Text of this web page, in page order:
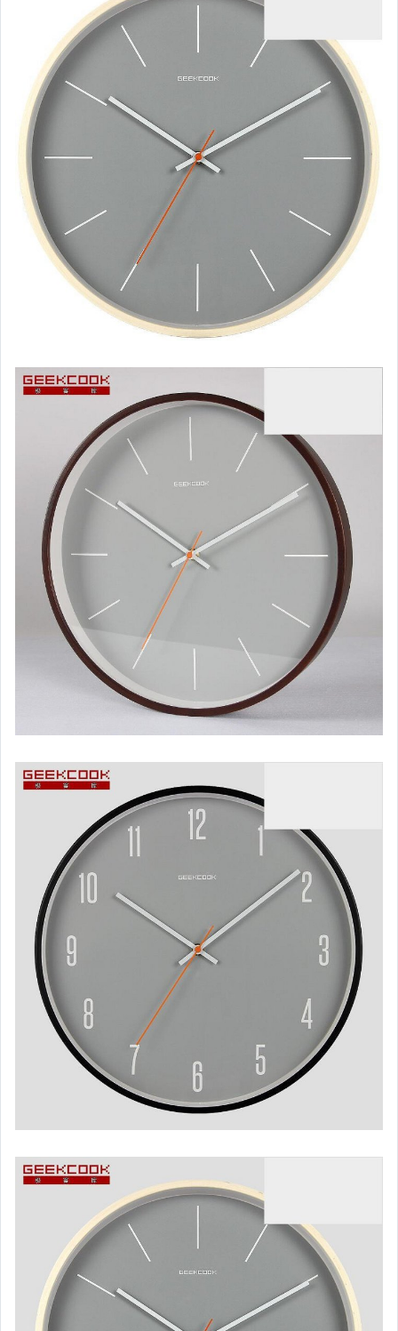
嬰幼兒與孕婦
汽機車精品百貨
居家、家具與園藝
玩具、模型與公仔
男性精品與服飾
女裝與服飾配件
偶像、球員卡與郵幣
手錶與飾品配件
女包精品與女鞋